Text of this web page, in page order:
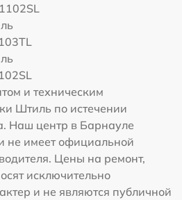
и техническим
Штиль по истечении
Наш центр в Барнауле
не имеет официальной
Цены на ремонт,
исключительно
и не являются публичной